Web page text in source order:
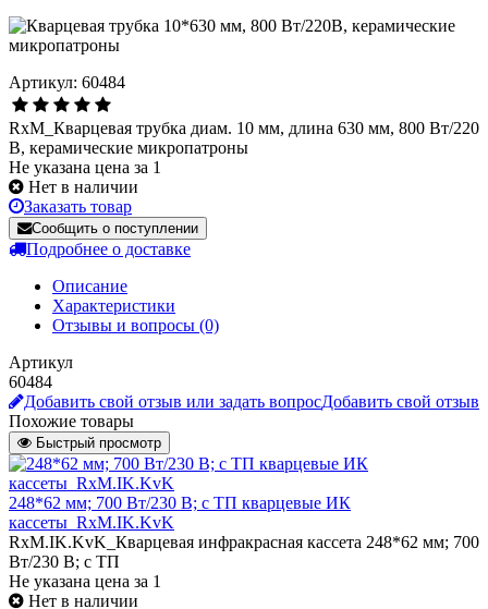
Артикул: 60484
RxM_Кварцевая трубка диам. 10 мм, длина 630 мм, 800 Вт/220
В, керамические микропатроны
Не указана цена за 1
Нет в наличии
Заказать товар
Сообщить о поступлении
Подробнее о доставке
Описание
Характеристики
Отзывы и вопросы (0)
Артикул
60484
Добавить свой отзыв или задать вопросДобавить свой отзыв
Похожие товары
Быстрый просмотр
248*62 мм; 700 Вт/230 В; с ТП кварцевые ИК
кассеты_RxM.IK.KvK
RxM.IK.KvK_Кварцевая инфракрасная кассета 248*62 мм; 700
Вт/230 В; с ТП
Не указана цена за 1
Нет в наличии